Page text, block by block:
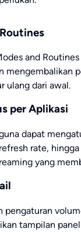
and
mengembalikan
ulang dari awal.
per Aplikasi
dapat
rate,
yang
pengaturan
tampilan